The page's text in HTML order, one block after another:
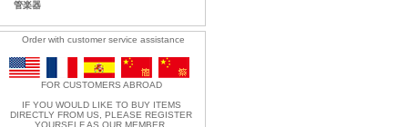
管楽器
Order with customer service assistance
FOR CUSTOMERS ABROAD
IF YOU WOULD LIKE TO BUY ITEMS
DIRECTLY FROM US, PLEASE REGISTER
YOURSELF AS OUR MEMBER.